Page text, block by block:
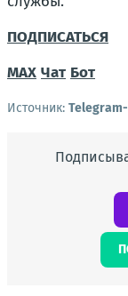
ПОДПИСАТЬСЯ
МАХ Чат Бот
Источник: